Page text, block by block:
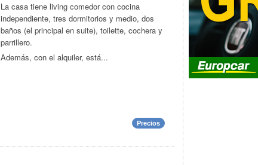
La casa tiene living comedor con cocina
independiente, tres dormitorios y medio, dos
baños (el principal en suite), toilette, cochera y
parrillero.
Además, con el alquiler, está...
Precios